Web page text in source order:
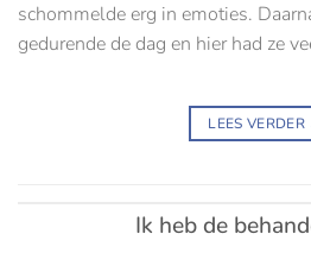
schommelde erg in emoties.
gedurende de dag en hier had ze
LEES VERDER
Ik heb de